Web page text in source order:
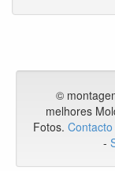
©
melhores
Fotos. Contacto
-